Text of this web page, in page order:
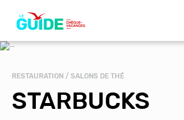
contenu
principal
RESTAURATION / SALONS DE THÉ
STARBUCKS